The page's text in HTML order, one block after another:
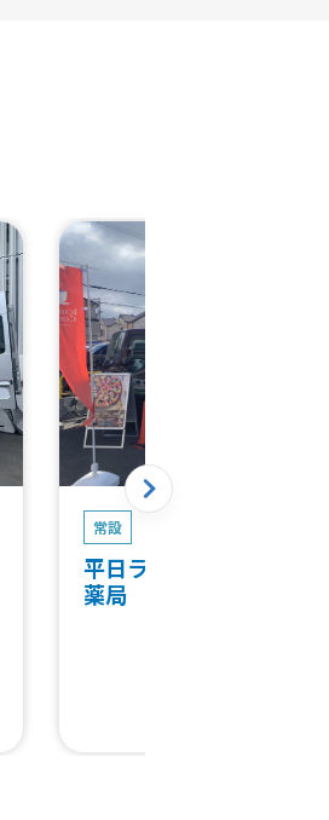
常設
平日ランチタイム かな
薬局